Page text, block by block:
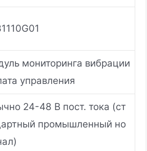
мониторинга вибрации
управления
24-48 В пост. тока (ст
промышленный но